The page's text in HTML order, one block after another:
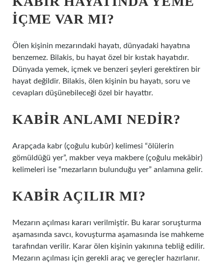
IÇME VAR MI?
Ölen kişinin mezarındaki hayatı, dünyadaki hayatına
benzemez. Bilakis, bu hayat özel bir kıstak hayatıdır.
Dünyada yemek, içmek ve benzeri şeyleri gerektiren bir
hayat değildir. Bilakis, ölen kişinin bu hayatı, soru ve
cevapları düşünebileceği özel bir hayattır.
KABIR ANLAMI NEDIR?
Arapçada kabr (çoğulu kubûr) kelimesi “ölülerin
gömüldüğü yer”, makber veya makbere (çoğulu mekābir)
kelimeleri ise “mezarların bulunduğu yer” anlamına gelir.
KABIR AÇILIR MI?
Mezarın açılması kararı verilmiştir. Bu karar soruşturma
aşamasında savcı, kovuşturma aşamasında ise mahkeme
tarafından verilir. Karar ölen kişinin yakınına tebliğ edilir.
Mezarın açılması için gerekli araç ve gereçler hazırlanır.